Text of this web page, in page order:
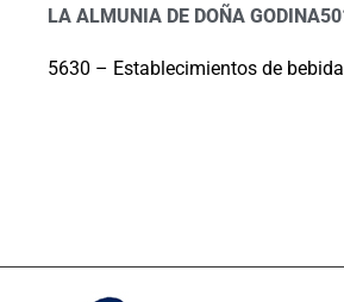
LA ALMUNIA DE DOÑA GODINA
5630 – Establecimientos de